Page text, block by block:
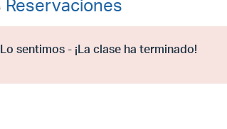
Reservaciones
Lo sentimos - ¡La clase ha terminado!